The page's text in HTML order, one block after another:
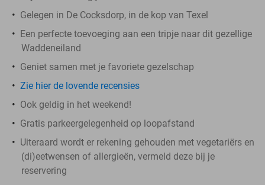
Gelegen in De Cocksdorp, in de kop van Texel
Een perfecte toevoeging aan een tripje naar dit gezellige
Waddeneiland
Geniet samen met je favoriete gezelschap
Zie hier de lovende recensies
Ook geldig in het weekend!
Gratis parkeergelegenheid op loopafstand
Uiteraard wordt er rekening gehouden met vegetariërs en
(di)eetwensen of allergieën, vermeld deze bij je
reservering